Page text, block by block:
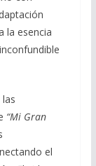
la esencia
“Mi Gran
el